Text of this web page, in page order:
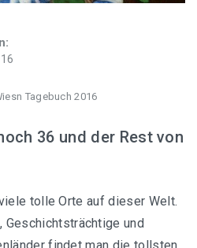
Tagebuch 2016
36 und der Rest von
tolle Orte auf dieser Welt.
Geschichtsträchtige und